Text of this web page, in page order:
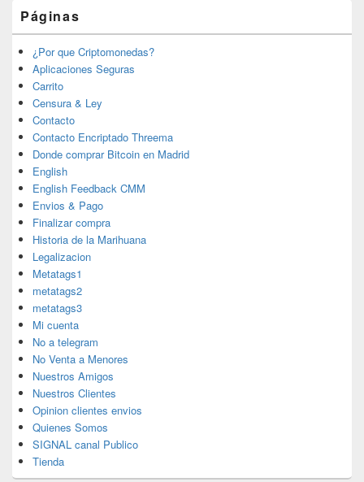
Páginas
¿Por que Criptomonedas?
Aplicaciones Seguras
Carrito
Censura & Ley
Contacto
Contacto Encriptado Threema
Donde comprar Bitcoin en Madrid
English
English Feedback CMM
Envios & Pago
Finalizar compra
Historia de la Marihuana
Legalizacion
Metatags1
metatags2
metatags3
Mi cuenta
No a telegram
No Venta a Menores
Nuestros Amigos
Nuestros Clientes
Opinion clientes envios
Quienes Somos
SIGNAL canal Publico
Tienda